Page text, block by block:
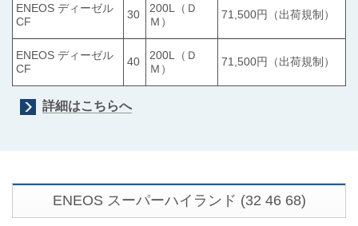
ENEOS ディーゼル
CF
30
200L（Ｄ
Ｍ）
71,500円（出荷規制）
ENEOS ディーゼル
CF
40
200L（Ｄ
Ｍ）
71,500円（出荷規制）
詳細はこちらへ
ENEOS スーパーハイランド (32 46 68)